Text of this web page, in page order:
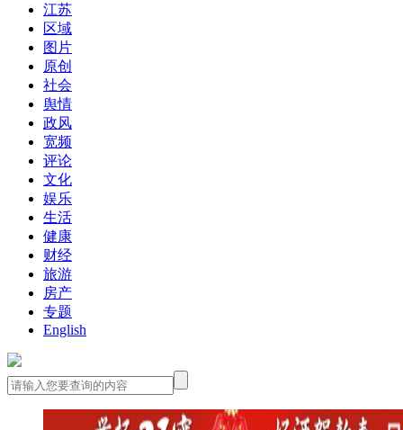
江苏
区域
图片
原创
社会
舆情
政风
宽频
评论
文化
娱乐
生活
健康
财经
旅游
房产
专题
English